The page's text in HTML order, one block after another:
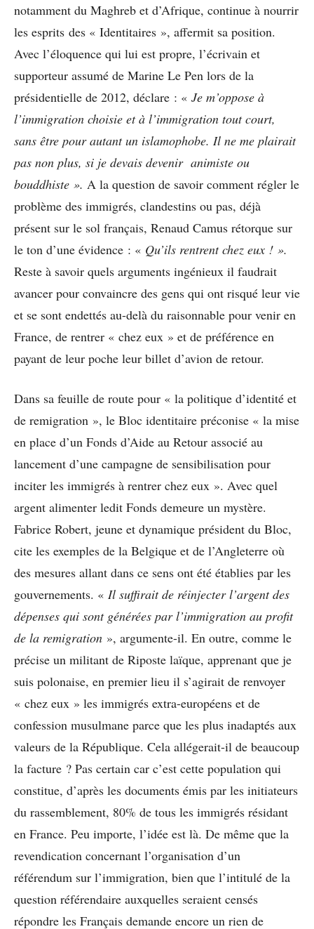
notamment du Maghreb et d’Afrique, continue à nourrir
les esprits des « Identitaires », affermit sa position.
Avec l’éloquence qui lui est propre, l’écrivain et
supporteur assumé de Marine Le Pen lors de la
présidentielle de 2012, déclare : « Je m’oppose à
l’immigration choisie et à l’immigration tout court,
sans être pour autant un islamophobe. Il ne me plairait
pas non plus, si je devais devenir animiste ou
bouddhiste ». A la question de savoir comment régler le
problème des immigrés, clandestins ou pas, déjà
présent sur le sol français, Renaud Camus rétorque sur
le ton d’une évidence : « Qu’ils rentrent chez eux ! ».
Reste à savoir quels arguments ingénieux il faudrait
avancer pour convaincre des gens qui ont risqué leur vie
et se sont endettés au-delà du raisonnable pour venir en
France, de rentrer « chez eux » et de préférence en
payant de leur poche leur billet d’avion de retour.
Dans sa feuille de route pour « la politique d’identité et
de remigration », le Bloc identitaire préconise « la mise
en place d’un Fonds d’Aide au Retour associé au
lancement d’une campagne de sensibilisation pour
inciter les immigrés à rentrer chez eux ». Avec quel
argent alimenter ledit Fonds demeure un mystère.
Fabrice Robert, jeune et dynamique président du Bloc,
cite les exemples de la Belgique et de l’Angleterre où
des mesures allant dans ce sens ont été établies par les
gouvernements. « Il suffirait de réinjecter l’argent des
dépenses qui sont générées par l’immigration au profit
de la remigration », argumente-il. En outre, comme le
précise un militant de Riposte laïque, apprenant que je
suis polonaise, en premier lieu il s’agirait de renvoyer
« chez eux » les immigrés extra-européens et de
confession musulmane parce que les plus inadaptés aux
valeurs de la République. Cela allégerait-il de beaucoup
la facture ? Pas certain car c’est cette population qui
constitue, d’après les documents émis par les initiateurs
du rassemblement, 80% de tous les immigrés résidant
en France. Peu importe, l’idée est là. De même que la
revendication concernant l’organisation d’un
référendum sur l’immigration, bien que l’intitulé de la
question référendaire auxquelles seraient censés
répondre les Français demande encore un rien de